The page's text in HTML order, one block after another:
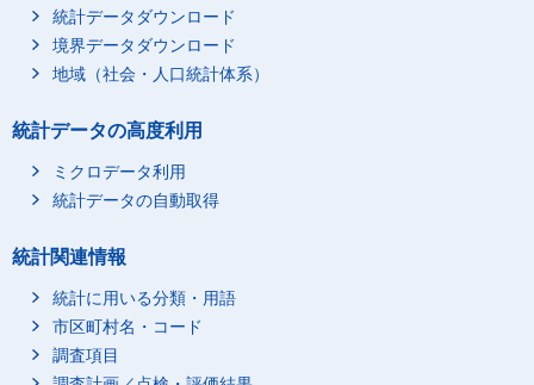
統計データダウンロード
境界データダウンロード
地域（社会・人口統計体系）
統計データの高度利用
ミクロデータ利用
統計データの自動取得
統計関連情報
統計に用いる分類・用語
市区町村名・コード
調査項目